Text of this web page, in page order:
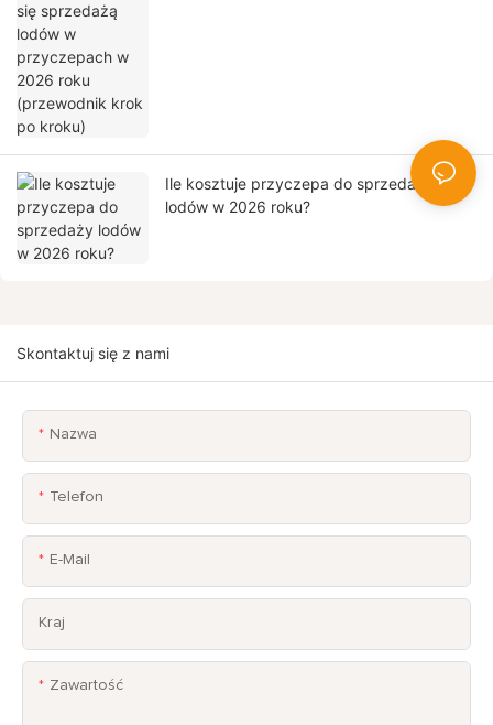
Ile kosztuje przyczepa do sprzedaży
lodów w 2026 roku?
Skontaktuj się z nami
Nazwa
Telefon
E-Mail
Kraj
Zawartość